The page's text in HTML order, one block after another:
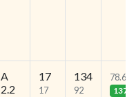
A
2.2
17
17
134
92
78.62
137